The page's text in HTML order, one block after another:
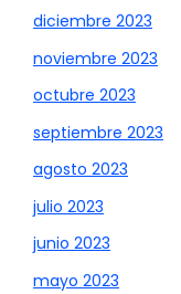
diciembre 2023
noviembre 2023
octubre 2023
septiembre 2023
agosto 2023
julio 2023
junio 2023
mayo 2023